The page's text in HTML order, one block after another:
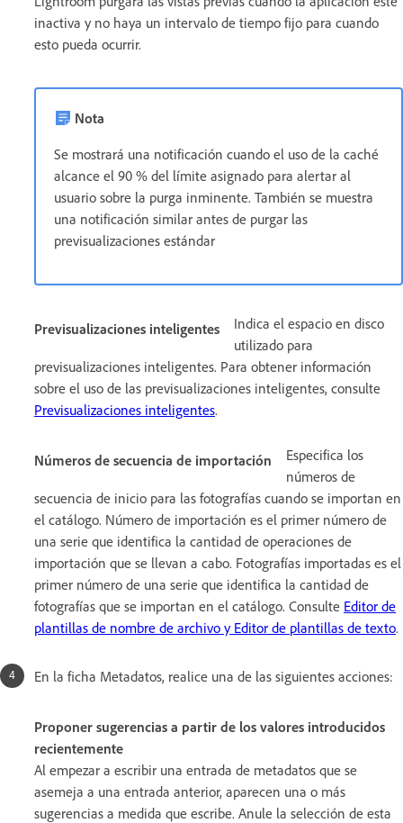
inactiva y no haya un intervalo de tiempo fijo para cuando
esto pueda ocurrir.
Nota
Se mostrará una notificación cuando el uso de la caché
alcance el 90 % del límite asignado para alertar al
usuario sobre la purga inminente. También se muestra
una notificación similar antes de purgar las
previsualizaciones estándar
Previsualizaciones inteligentes
Indica el espacio en disco
utilizado para
previsualizaciones inteligentes. Para obtener información
sobre el uso de las previsualizaciones inteligentes, consulte
Previsualizaciones inteligentes.
Números de secuencia de importación
Especifica los
números de
secuencia de inicio para las fotografías cuando se importan en
el catálogo. Número de importación es el primer número de
una serie que identifica la cantidad de operaciones de
importación que se llevan a cabo. Fotografías importadas es el
primer número de una serie que identifica la cantidad de
fotografías que se importan en el catálogo. Consulte Editor de
plantillas de nombre de archivo y Editor de plantillas de texto.
En la ficha Metadatos, realice una de las siguientes acciones:
Proponer sugerencias a partir de los valores introducidos
recientemente
Al empezar a escribir una entrada de metadatos que se
asemeja a una entrada anterior, aparecen una o más
sugerencias a medida que escribe. Anule la selección de esta